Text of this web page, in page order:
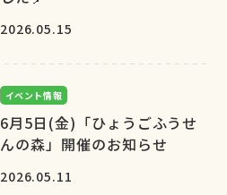
2026.05.15
イベント情報
6月5日(金)「ひょうごふうせ
んの森」開催のお知らせ
2026.05.11